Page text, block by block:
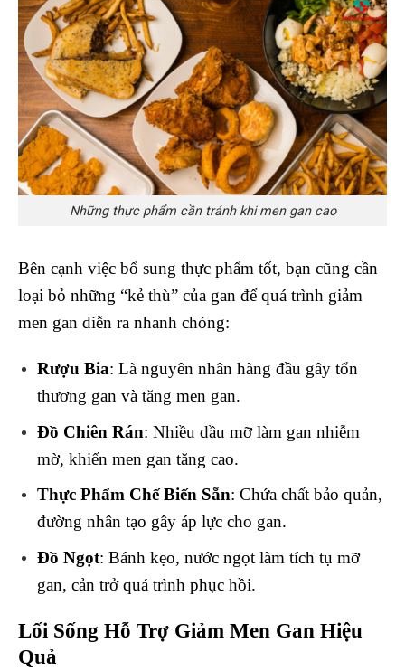
Những thực phẩm cần tránh khi men gan cao
Bên cạnh việc bổ sung thực phẩm tốt, bạn cũng cần
loại bỏ những “kẻ thù” của gan để quá trình giảm
men gan diễn ra nhanh chóng:
Rượu Bia: Là nguyên nhân hàng đầu gây tổn
thương gan và tăng men gan.
Đồ Chiên Rán: Nhiều dầu mỡ làm gan nhiễm
mờ, khiến men gan tăng cao.
Thực Phẩm Chế Biến Sẵn: Chứa chất bảo quản,
đường nhân tạo gây áp lực cho gan.
Đồ Ngọt: Bánh kẹo, nước ngọt làm tích tụ mỡ
gan, cản trở quá trình phục hồi.
Lối Sống Hỗ Trợ Giảm Men Gan Hiệu
Quả